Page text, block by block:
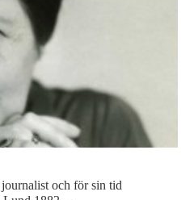
journalist och för sin tid